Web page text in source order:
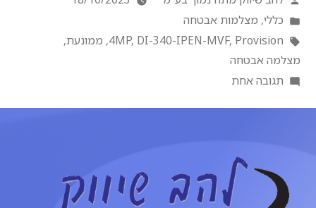
כללי, מצלמות אבטחה
4MP, DI-340-IPEN-MVF, Provision
, ממונעת,
מצלמה אבטחה
תגובה אחת